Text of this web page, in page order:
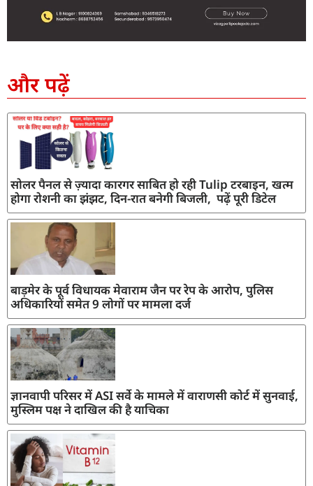
और पढ़ें
सोलर पैनल से ज़्यादा कारगर साबित हो रही Tulip टरबाइन, खत्म
होगा रोशनी का झंझट, दिन-रात बनेगी बिजली, पढ़ें पूरी डिटेल
बाड़मेर के पूर्व विधायक मेवाराम जैन पर रेप के आरोप, पुलिस
अधिकारियों समेत 9 लोगों पर मामला दर्ज
ज्ञानवापी परिसर में ASI सर्वे के मामले में वाराणसी कोर्ट में सुनवाई,
मुस्लिम पक्ष ने दाखिल की है याचिका